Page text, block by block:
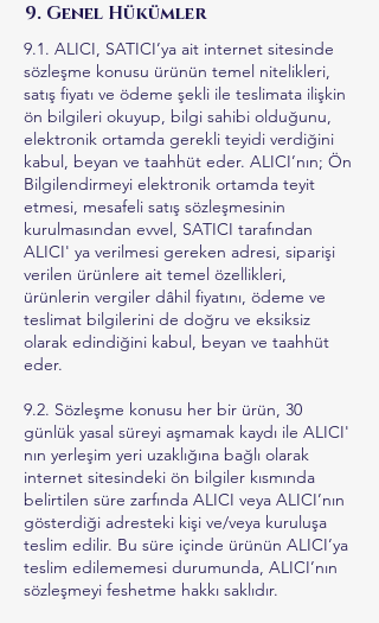
9. Genel Hükümler
9.1. ALICI, SATICI’ya ait internet sitesinde
sözleşme konusu ürünün temel nitelikleri,
satış fiyatı ve ödeme şekli ile teslimata ilişkin
ön bilgileri okuyup, bilgi sahibi olduğunu,
elektronik ortamda gerekli teyidi verdiğini
kabul, beyan ve taahhüt eder. ALICI’nın; Ön
Bilgilendirmeyi elektronik ortamda teyit
etmesi, mesafeli satış sözleşmesinin
kurulmasından evvel, SATICI tarafından
ALICI' ya verilmesi gereken adresi, siparişi
verilen ürünlere ait temel özellikleri,
ürünlerin vergiler dâhil fiyatını, ödeme ve
teslimat bilgilerini de doğru ve eksiksiz
olarak edindiğini kabul, beyan ve taahhüt
eder.
9.2. Sözleşme konusu her bir ürün, 30
günlük yasal süreyi aşmamak kaydı ile ALICI'
nın yerleşim yeri uzaklığına bağlı olarak
internet sitesindeki ön bilgiler kısmında
belirtilen süre zarfında ALICI veya ALICI’nın
gösterdiği adresteki kişi ve/veya kuruluşa
teslim edilir. Bu süre içinde ürünün ALICI’ya
teslim edilememesi durumunda, ALICI’nın
sözleşmeyi feshetme hakkı saklıdır.